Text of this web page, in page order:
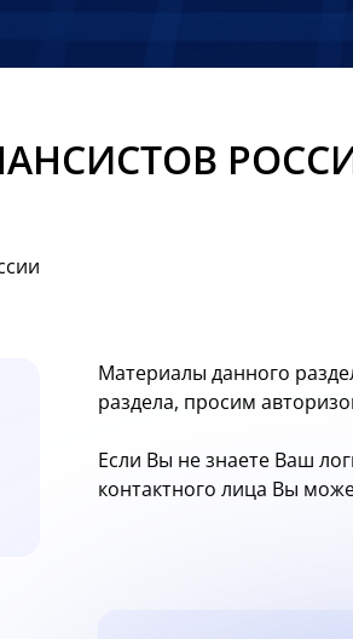
Материалы данного
раздела, просим
Если Вы не знаете Ваш
контактного лица Вы